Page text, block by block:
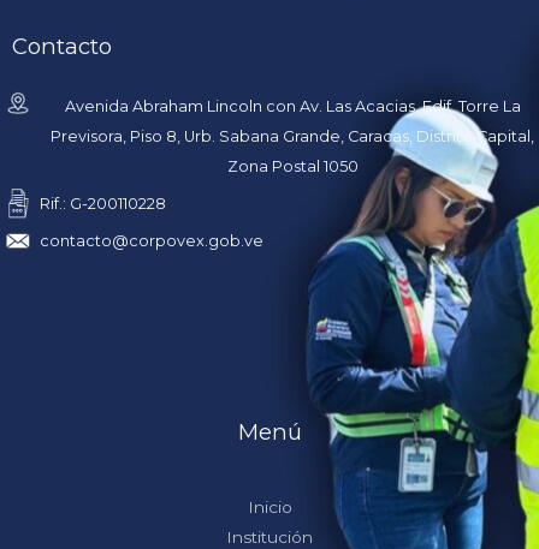
Contacto
Avenida Abraham Lincoln con Av. Las Acacias, Edif. Torre La
Previsora, Piso 8, Urb. Sabana Grande, Caracas, Distrito Capital,
Zona Postal 1050
Rif.: G-200110228
contacto@corpovex.gob.ve
Menú
Inicio
Institución